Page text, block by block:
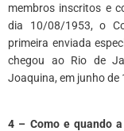
membros inscritos e
dia 10/08/1953, o
primeira enviada
chegou ao Rio de
Joaquina, em junho de
4 – Como e quando